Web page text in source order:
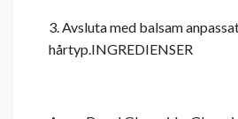
3. Avsluta med balsam
hårtyp. INGREDIENSER